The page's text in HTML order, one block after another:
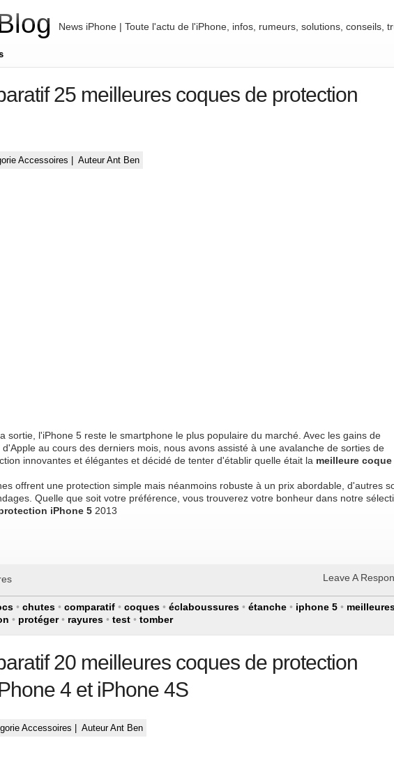
News iPhone | Toute l'actu de l'iPhone, infos, rumeurs, solutions, conseils,
25 meilleures coques de protection
Accessoires | Auteur Ant Ben
sortie, l'iPhone 5 reste le smartphone le plus populaire du marché. Avec les gains de
au cours des derniers mois, nous avons assisté à une avalanche de sorties de
innovantes et élégantes et décidé de tenter d'établir quelle était la meilleure coque
offrent une protection simple mais néanmoins robuste à un prix abordable, d'autres
Quelle que soit votre préférence, vous trouverez votre bonheur dans notre
iPhone 5 2013
Leave A
• chutes • comparatif • coques • éclaboussures • étanche • iphone 5 •
• protéger• rayures • test • tomber
20 meilleures coques de protection
4 et iPhone 4S
Accessoires | Auteur Ant Ben